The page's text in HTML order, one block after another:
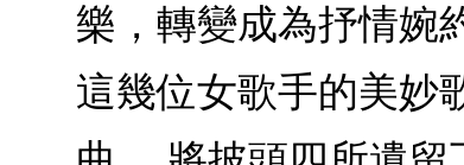
樂，轉變成為抒情婉
這幾位女歌手的美妙